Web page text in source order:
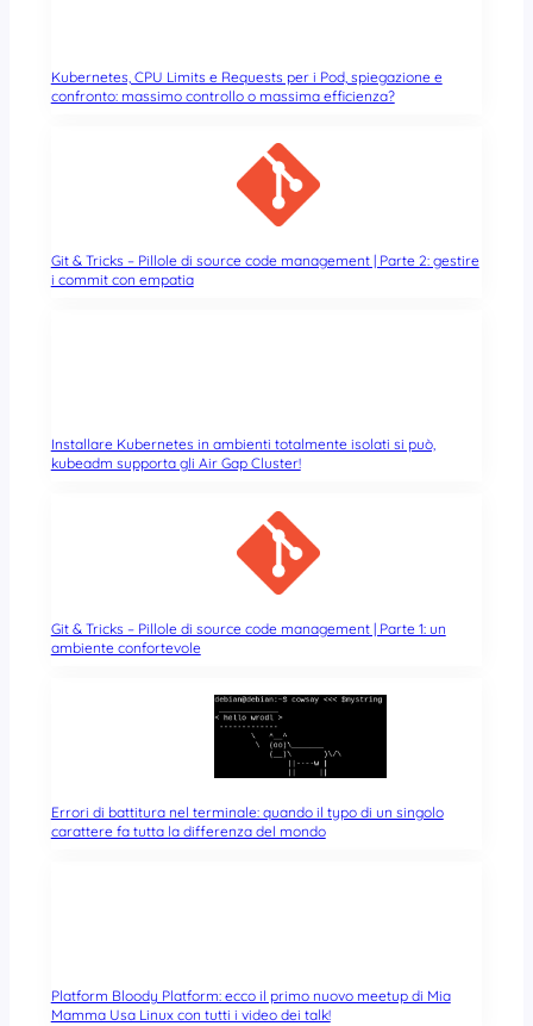
Kubernetes, CPU Limits e Requests per i Pod, spiegazione e
confronto: massimo controllo o massima efficienza?
Git & Tricks – Pillole di source code management | Parte 2: gestire
i commit con empatia
Installare Kubernetes in ambienti totalmente isolati si può,
kubeadm supporta gli Air Gap Cluster!
Git & Tricks – Pillole di source code management | Parte 1: un
ambiente confortevole
Errori di battitura nel terminale: quando il typo di un singolo
carattere fa tutta la differenza del mondo
Platform Bloody Platform: ecco il primo nuovo meetup di Mia
Mamma Usa Linux con tutti i video dei talk!